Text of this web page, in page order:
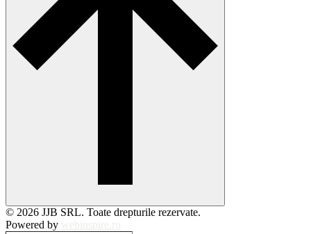
© 2026 JJB SRL. Toate drepturile rezervate.
Powered by